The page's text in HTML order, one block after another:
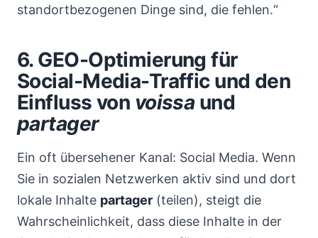
standortbezogenen Dinge sind, die fehlen.“
6. GEO-Optimierung für
Social-Media-Traffic und den
Einfluss von voissaund
partager
Ein oft übersehener Kanal: Social Media. Wenn
Sie in sozialen Netzwerken aktiv sind und dort
lokale Inhalte partager (teilen), steigt die
Wahrscheinlichkeit, dass diese Inhalte in der